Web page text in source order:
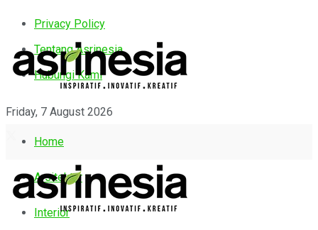
Privacy Policy
Tentang Asrinesia
Hubungi Kami
Friday, 7 August 2026
Home
Arsitektur
Interior